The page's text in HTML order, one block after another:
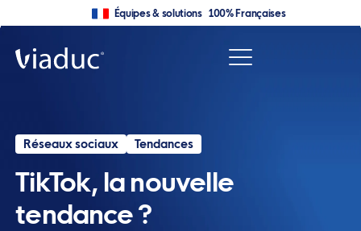
Équipes & solutions 100% Françaises
Réseaux sociaux Tendances
TikTok, la nouvelle
tendance ?